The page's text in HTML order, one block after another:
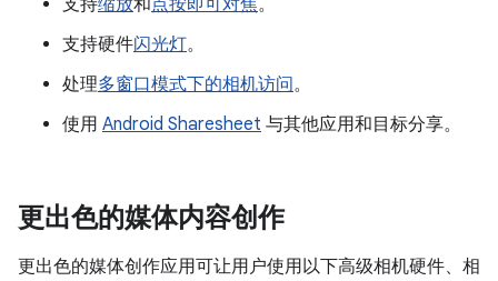
支持缩放和点按即可对焦。
支持硬件闪光灯。
处理多窗口模式下的相机访问。
使用 Android Sharesheet 与其他应用和目标分享。
更出色的媒体内容创作
更出色的媒体创作应用可让用户使用以下高级相机硬件、相